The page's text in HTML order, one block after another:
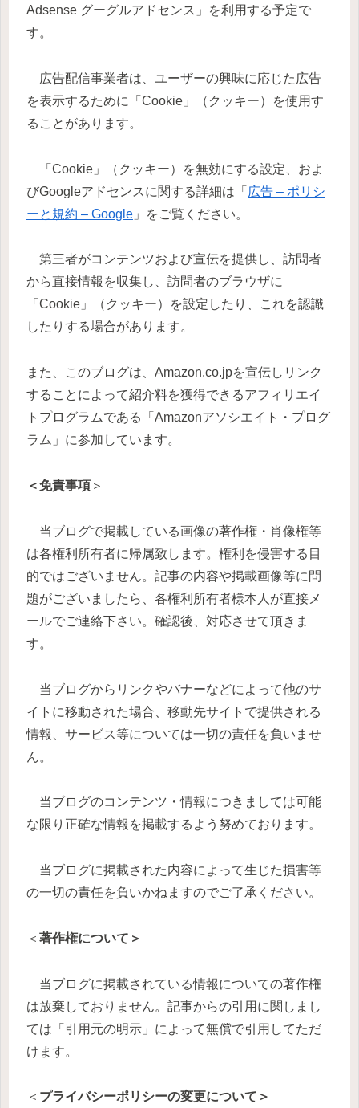
Adsense グーグルアドセンス」を利用する予定で
す。
広告配信事業者は、ユーザーの興味に応じた広告
を表示するために「Cookie」（クッキー）を使用す
ることがあります。
「Cookie」（クッキー）を無効にする設定、およ
びGoogleアドセンスに関する詳細は「 広告 – ポリシ
ーと規約 – Google 」をご覧ください。
第三者がコンテンツおよび宣伝を提供し、訪問者
から直接情報を収集し、訪問者のブラウザに
「Cookie」（クッキー）を設定したり、これを認識
したりする場合があります。
また、このブログは、Amazon.co.jpを宣伝しリンク
することによって紹介料を獲得できるアフィリエイ
トプログラムである「Amazonアソシエイト・プログ
ラム」に参加しています。
＜免責事項 ＞
当ブログで掲載している画像の著作権・肖像権等
は各権利所有者に帰属致します。権利を侵害する目
的ではございません。記事の内容や掲載画像等に問
題がございましたら、各権利所有者様本人が直接メ
ールでご連絡下さい。確認後、対応させて頂きま
す。
当ブログからリンクやバナーなどによって他のサ
イトに移動された場合、移動先サイトで提供される
情報、サービス等については一切の責任を負いませ
ん。
当ブログのコンテンツ・情報につきましては可能
な限り正確な情報を掲載するよう努めております。
当ブログに掲載された内容によって生じた損害等
の一切の責任を負いかねますのでご了承ください。
＜ 著作権について＞
当ブログに掲載されている情報についての著作権
は放棄しておりません。記事からの引用に関しまし
ては「引用元の明示」によって無償で引用してただ
けます。
＜ プライバシーポリシーの変更について＞